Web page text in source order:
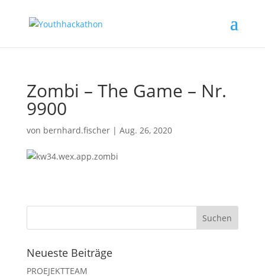
Zombi – The Game – Nr.
9900
von bernhard.fischer| Aug. 26, 2020
Neueste Beiträge
PROEJEKTTEAM